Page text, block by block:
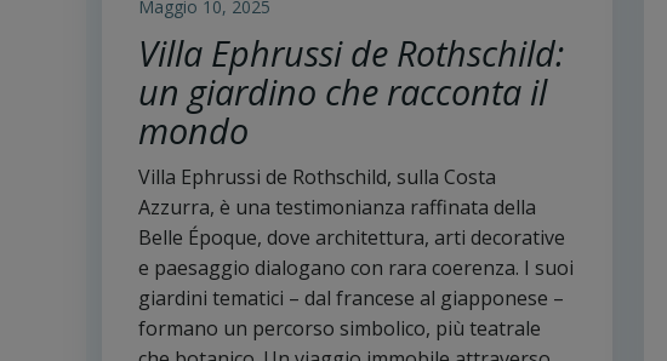
Maggio 10, 2025
Villa Ephrussi de Rothschild:
un giardino che racconta il
mondo
Villa Ephrussi de Rothschild, sulla Costa
Azzurra, è una testimonianza raffinata della
Belle Époque, dove architettura, arti decorative
e paesaggio dialogano con rara coerenza. I suoi
giardini tematici – dal francese al giapponese –
formano un percorso simbolico, più teatrale